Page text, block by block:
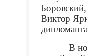
Виктор
В